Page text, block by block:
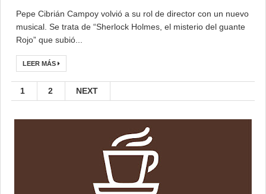
Pepe Cibrián Campoy volvió a su rol de director con un nuevo
musical. Se trata de “Sherlock Holmes, el misterio del guante
Rojo” que subió...
LEER MÁS
1 2 NEXT